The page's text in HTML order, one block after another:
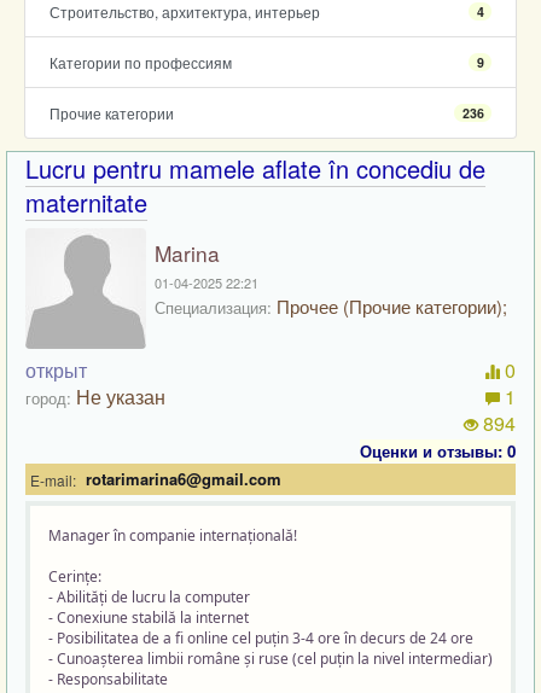
Строительство, архитектура, интерьер 4
Категории по профессиям 9
Прочие категории 236
Lucru pentru mamele aflate în concediu de
maternitate
Marina
01-04-2025 22:21
Специализация: Прочее (Прочие категории);
открыт
город: Не указан
0
1
894
Оценки и отзывы: 0
E-mail: rotarimarina6@gmail.com
Manager în companie internațională!
Cerințe:
- Abilități de lucru la computer
- Conexiune stabilă la internet
- Posibilitatea de a fi online cel puțin 3-4 ore în decurs de 24 ore
- Cunoașterea limbii române și ruse (cel puțin la nivel intermediar)
- Responsabilitate